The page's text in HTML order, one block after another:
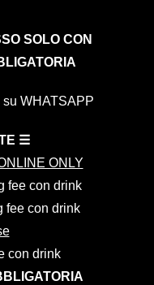
SOLO CON
WHATSAPP
☰
ONLY
fee con drink
fee con drink
con drink